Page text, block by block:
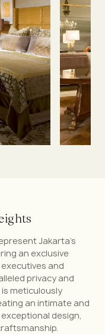
ights
Jakarta’s
an exclusive
and
privacy and
meticulously
an intimate and
design,